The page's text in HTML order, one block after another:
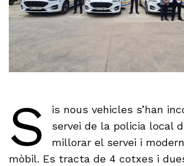
S
is nous vehicles s’han
servei de la policia local
millorar el servei i
mòbil. Es tracta de 4 cotxes i